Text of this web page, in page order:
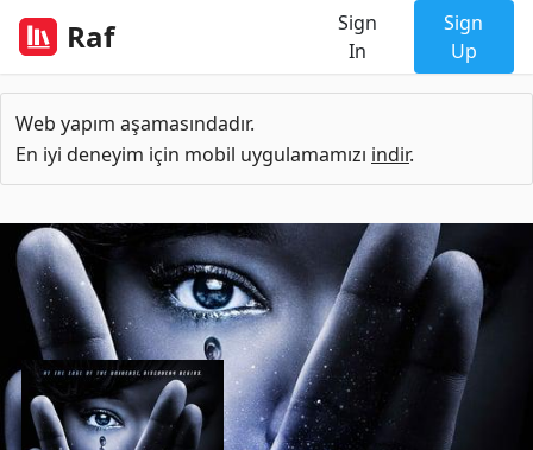
Raf
Sign
In
Sign
Up
Web yapım aşamasındadır.
En iyi deneyim için mobil uygulamamızı indir.